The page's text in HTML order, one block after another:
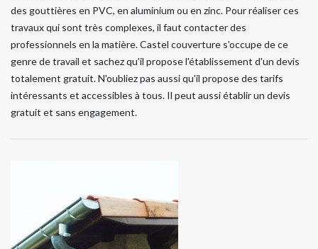
des gouttières en PVC, en aluminium ou en zinc. Pour réaliser ces
travaux qui sont très complexes, il faut contacter des
professionnels en la matière. Castel couverture s'occupe de ce
genre de travail et sachez qu'il propose l'établissement d'un devis
totalement gratuit. N'oubliez pas aussi qu'il propose des tarifs
intéressants et accessibles à tous. Il peut aussi établir un devis
gratuit et sans engagement.